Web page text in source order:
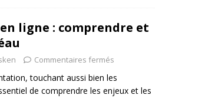
ligne : comprendre et
Commentaires fermés
touchant aussi bien les
de comprendre les enjeux et les